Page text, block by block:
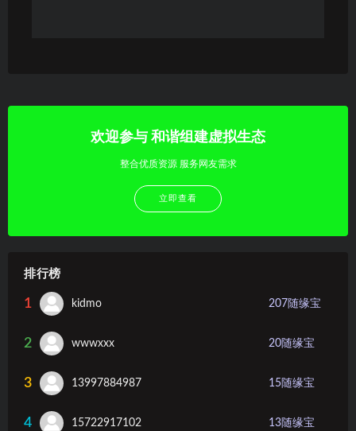
欢迎参与 和谐组建虚拟生态
整合优质资源 服务网友需求
立即查看
排行榜
1 kidmo 207 随缘宝
2 wwwxxx 20随缘宝
3 13997884987 15随缘宝
4 15722917102 13随缘宝